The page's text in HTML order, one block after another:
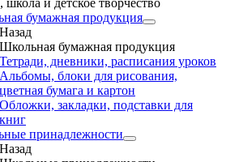
школа и детское творчество
бумажная продукция
Назад
Школьная бумажная продукция
Тетради, дневники, расписания уроков
Альбомы, блоки для рисования,
цветная бумага и картон
Обложки, закладки, подставки для
книг
принадлежности
Назад